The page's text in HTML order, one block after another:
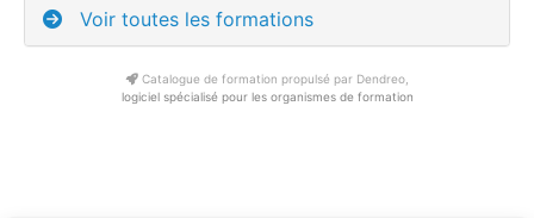
Voir toutes les formations
Catalogue de formation propulsé par Dendreo,
logiciel spécialisé pour les organismes de formation